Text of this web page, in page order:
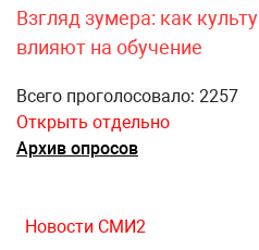
Взгляд зумера: как
влияют на обучение
Всего проголосовало: 2257
Открыть отдельно
Архив опросов
Новости СМИ2